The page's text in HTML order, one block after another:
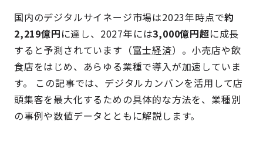
国内のデジタルサイネージ市場は2023年時点で約
2,219億円に達し、2027年には3,000億円超に成長
すると予測されています（富士経済）。小売店や飲
食店をはじめ、あらゆる業種で導入が加速していま
す。 この記事では、デジタルカンバンを活用して店
頭集客を最大化するための具体的な方法を、業種別
の事例や数値データとともに解説します。